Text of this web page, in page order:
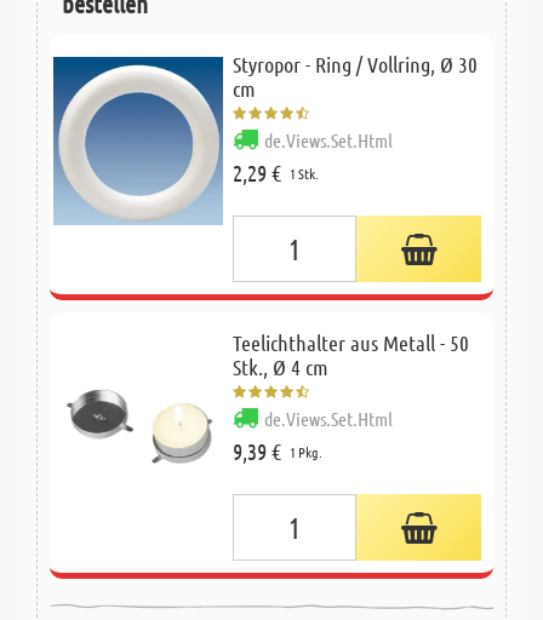
Styropor - Ring / Vollring, Ø 30
cm
de.Views.Set.Html
2,29 € 1 Stk.
Teelichthalter aus Metall - 50
Stk., Ø 4 cm
de.Views.Set.Html
9,39 € 1 Pkg.